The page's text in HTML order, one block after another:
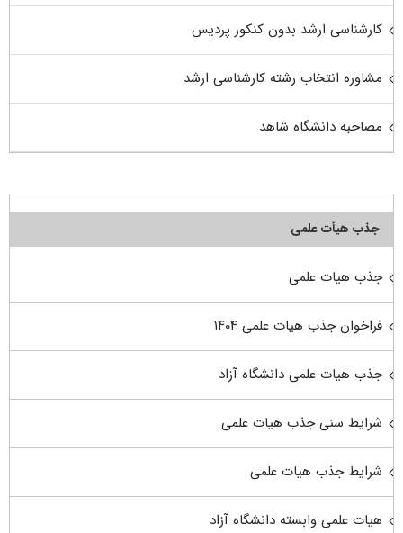
کارشناسی ارشد بدون کنکور پردیس
مشاوره انتخاب رشته کارشناسی ارشد
مصاحبه دانشگاه شاهد
جذب هیأت علمی
جذب هیات علمی
فراخوان جذب هیات علمی ۱۴۰۴
جذب هیات علمی دانشگاه آزاد
شرایط سنی جذب هیات علمی
شرایط جذب هیات علمی
هیات علمی وابسته دانشگاه آزاد